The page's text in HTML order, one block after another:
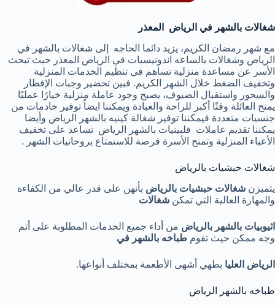
شغالات بالشهر في الرياض المعذر
مع شهر رمضان الكريم، يزيد دائما الحاجه إلى شغالات بالشهر في
الرياض وشغالات بالساعه اندونيسيات في الرياض المعذر حيث تبحث
الأسر عن مساعدة منزلية تساهم في تنظيم الخدمات المنزلية
وتخفيف الضغط خلال الشهر الكريم. فبين تحضير وجبات الإفطار
والسحور واستقبال الضيوف، يصبح وجود عاملة منزلية خيارًا عمليًا
يمنح العائلة وقتًا أكبر للراحة والعبادة ويمكننا ايضاً توفير خادمات من
جنسيات متعددة فيمكننا توفير شغالة كينيه بالشهر الرياض وأيضا
يمكننا تقديم عاملات فلبينيات بالشهر الرياض تساعد على تخفيف
الأعباء المنزلية وتمنح الأسرة فرصة للاستمتاع بروحانيات الشهر .
شغالات حبشيات بالرياض
يتميزن شغالات حبشيات بالرياض بأنهن على قدر عالي من الكفاءة
والمهارة العالية التي تمكن شغالات
اثيوبيات بالشهر بالرياض من أداء جميع الخدمات المطلوبة على أتم
وجه ممكن حيث تقوم طباخه بالشهر في
الرياض العليا بطهي أشهى الأطعمة بمختلف أنواعها.
طباخه بالشهر الرياض